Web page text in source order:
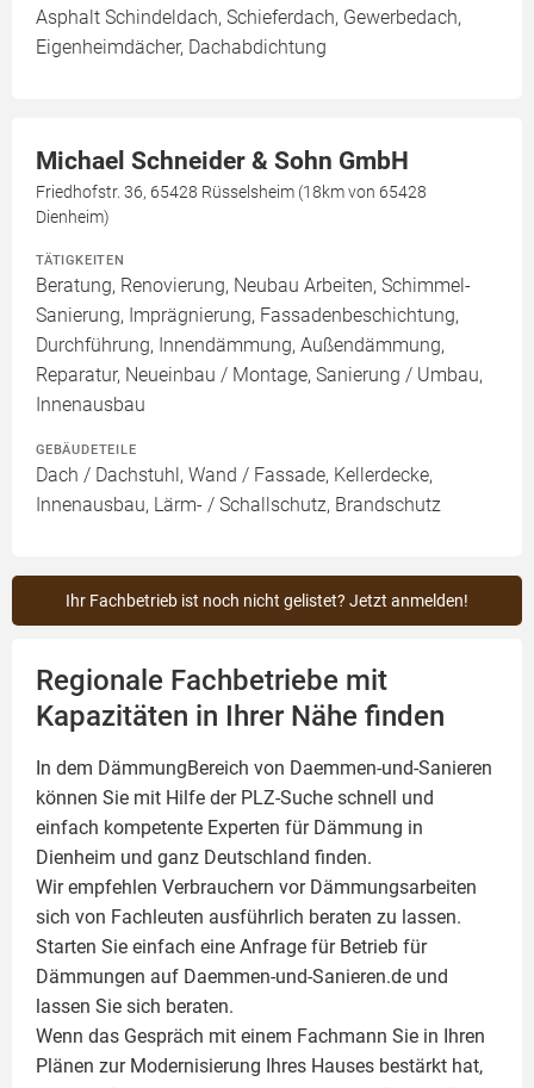
Asphalt Schindeldach, Schieferdach, Gewerbedach,
Eigenheimdächer, Dachabdichtung
Michael Schneider & Sohn GmbH
Friedhofstr. 36, 65428 Rüsselsheim (18km von 65428
Dienheim)
TÄTIGKEITEN
Beratung, Renovierung, Neubau Arbeiten, Schimmel-
Sanierung, Imprägnierung, Fassadenbeschichtung,
Durchführung, Innendämmung, Außendämmung,
Reparatur, Neueinbau / Montage, Sanierung / Umbau,
Innenausbau
GEBÄUDETEILE
Dach / Dachstuhl, Wand / Fassade, Kellerdecke,
Innenausbau, Lärm- / Schallschutz, Brandschutz
Ihr Fachbetrieb ist noch nicht gelistet? Jetzt anmelden!
Regionale Fachbetriebe mit
Kapazitäten in Ihrer Nähe finden
In dem DämmungBereich von Daemmen-und-Sanieren
können Sie mit Hilfe der PLZ-Suche schnell und
einfach kompetente Experten für Dämmung in
Dienheim und ganz Deutschland finden.
Wir empfehlen Verbrauchern vor Dämmungsarbeiten
sich von Fachleuten ausführlich beraten zu lassen.
Starten Sie einfach eine Anfrage für Betrieb für
Dämmungen auf Daemmen-und-Sanieren.de und
lassen Sie sich beraten.
Wenn das Gespräch mit einem Fachmann Sie in Ihren
Plänen zur Modernisierung Ihres Hauses bestärkt hat,